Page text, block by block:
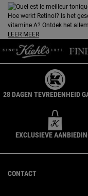
Hoe werkt Retinol? Is het
vitamine A? Ontdek het
LEER MEER
28 DAGEN TEVREDENHEID
EXCLUSIEVE
CONTACT